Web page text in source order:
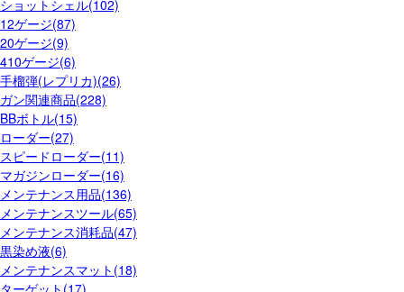
ショットシェル(102)
12ゲージ(87)
20ゲージ(9)
410ゲージ(6)
手榴弾(レプリカ)(26)
ガン関連商品(228)
BBボトル(15)
ローダー(27)
スピードローダー(11)
マガジンローダー(16)
メンテナンス用品(136)
メンテナンスツール(65)
メンテナンス消耗品(47)
黒染め液(6)
メンテナンスマット(18)
ターゲット(17)